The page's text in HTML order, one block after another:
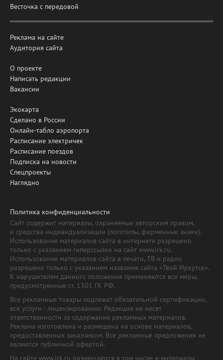
Весточка с передовой
Реклама на сайте
Аудитория сайта
О проекте
Написать редакции
Вакансии
Экокарта
Сделано в России
Онлайн-табло аэропорта
Расписание электричек
Расписание поездов
Подписка на новости
Спецпроекты
Наглядно
Политика конфиденциальности
Сайт содержит материалы, охраняемые авторским правом,
и средства индивидуализации (логотипы, фирменные знаки).
Использование материалов сайта в интернете разрешено
только с указанием гиперссылки на сайт www.irk.ru.
Использование материалов сайта в печати, ТВ и радио
разрешено только с указанием названия сайта «Твой Иркутск».
К нарушителям данного положения применяются все меры,
предусмотренные ст. 1301 ГК РФ.
Все рекламные товары подлежат обязательной сертификации,
все услуги - лицензированию. Редакция не несет
ответственности за содержание рекламных материалов.
Реклама изготовлена и размещена на основе материалов,
предоставленных заказчиком. Все рекламные предложения не
являются публичной офертой.
На сайте www.irk.ru размещаются в том числе и материалы